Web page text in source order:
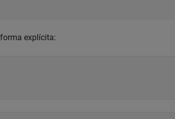
explícita: